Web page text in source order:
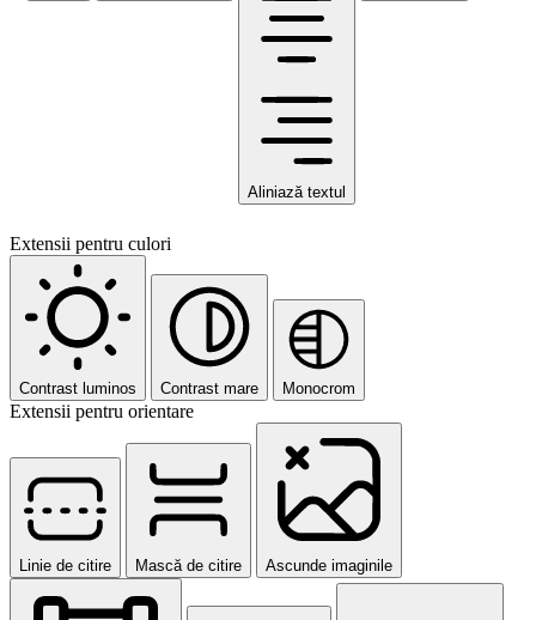
Aliniază textul
Extensii pentru culori
Contrast luminos Contrast mare Monocrom
Extensii pentru orientare
Linie de citire Mască de citire Ascunde imaginile